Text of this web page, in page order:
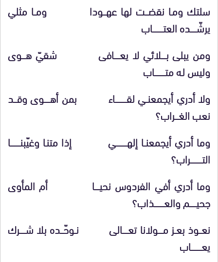
سلتك ومـا نقضـــت لها عهـــودا ومــا مثلي
يرشّــــــده العتـــــــــــاب
ومن يبلى بـــــلائي لا يعــــــافى شقيّ هــــوى
وليس لـه متـــــــــــاب
ولا أدري أيجمعنــي لقــــــــــــاء بمن أهــــــوى وقـــد
نعب الغــــراب؟
وما أدري أيجمعنــا إلهـــــــــــي إذا متنـا وغيّبنــــــــــا
التــــــــــــراب؟
وما أدري أفي الفردوس نحيـــــا أم المأوى
جحيـــــــم والعــــــــــذاب؟
نعـــوذ بعــز مـــــولانا تعــــــالى نــوحّـــده بلا شــــــرك
يعـــــــــــاب